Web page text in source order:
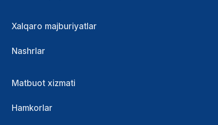
Xalqaro majburiyatlar
Nashrlar
Matbuot xizmati
Hamkorlar